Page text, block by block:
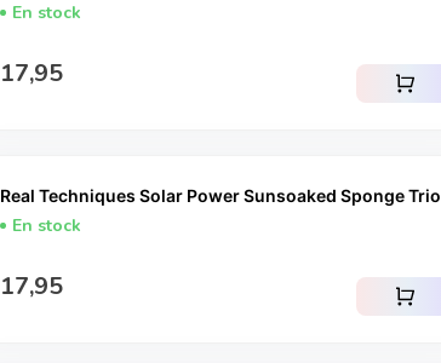
En stock
Prix normal
17,95 shopping_cart
Real Techniques Solar Power Sunsoaked Sponge Trio
En stock
Prix normal
17,95 shopping_cart